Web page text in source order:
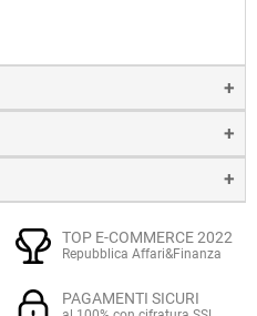
entro 24 ore dall'ordine
corriere SDA.
riceverai una e-mail di
link alla tracciatura online
verificare in tempo reale lo
su server sicuro Paypal.
TOP E-COMMERCE 2022
Repubblica Affari&Finanza
PAGAMENTI SICURI